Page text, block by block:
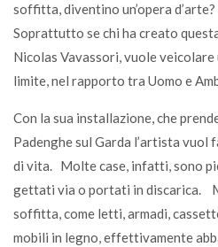
soffitta, diventino un’opera
Soprattutto se chi ha creato
Nicolas Vavassori, vuole
limite, nel rapporto tra Uomo e
Con la sua installazione, che
Padenghe sul Garda l’artista
di vita. Molte case, infatti, sono
gettati via o portati in discarica.
soffitta, come letti, armadi,
mobili in legno, effettivamente